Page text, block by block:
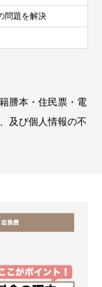
問題を解決
謄本・住民票・電
及び個人情報の不